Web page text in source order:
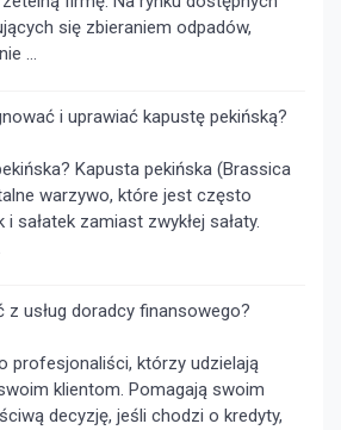
się zbieraniem odpadów,
…
i uprawiać kapustę pekińską?
Kapusta pekińska (Brassica
warzywo, które jest często
sałatek zamiast zwykłej sałaty.
usług doradcy finansowego?
profesjonaliści, którzy udzielają
klientom. Pomagają swoim
decyzję, jeśli chodzi o kredyty,